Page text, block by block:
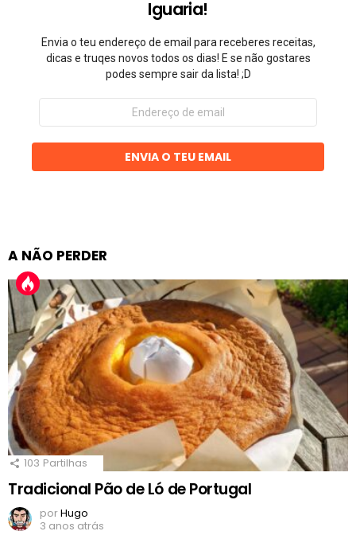
Iguaria!
Envia o teu endereço de email para receberes receitas,
dicas e truqes novos todos os dias! E se não gostares
podes sempre sair da lista! ;D
Endereço
email
ENVIA O TEU EMAIL
A NÃO PERDER
103 Partilhas
Tradicional Pão de Ló de Portugal
porHugo
3 anos atrás